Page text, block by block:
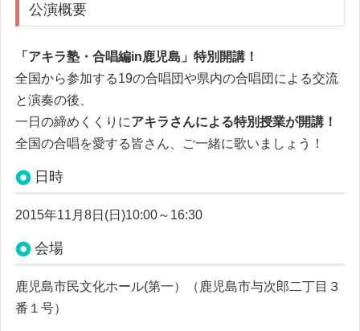
公演概要
「アキラ塾・合唱編in鹿児島」特別開講！
全国から参加する19の合唱団や県内の合唱団による交流
と演奏の後、
一日の締めくくりにアキラさんによる特別授業が開講！
全国の合唱を愛する皆さん、ご一緒に歌いましょう！
日時
2015年11月8日(日)10:00～16:30
会場
鹿児島市民文化ホール(第一）（鹿児島市与次郎二丁目３
番１号）